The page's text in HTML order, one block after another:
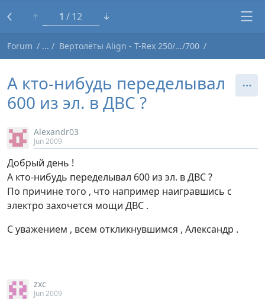
1 12
Forum Вертолёты Align - T-Rex 250/.../700
А кто-нибудь переделывал
600 из эл. в ДВС ?
Alexandr03
Jun 2009
Добрый день !
А кто-нибудь переделывал 600 из эл. в ДВС ?
По причине того , что например наигравшись с
электро захочется мощи ДВС .
С уважением , всем откликнувшимся , Александр .
zxc
Jun 2009